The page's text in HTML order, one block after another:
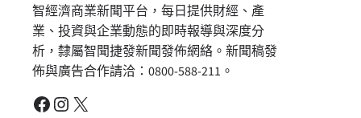
智經濟商業新聞平台，每日提供財經、產
業、投資與企業動態的即時報導與深度分
析，隸屬智聞捷發新聞發佈網絡。新聞稿發
佈與廣告合作請洽：0800-588-211。
Facebook Instagram X